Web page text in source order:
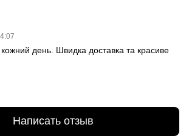
день. Швидка доставка та красиве
Написать отзыв